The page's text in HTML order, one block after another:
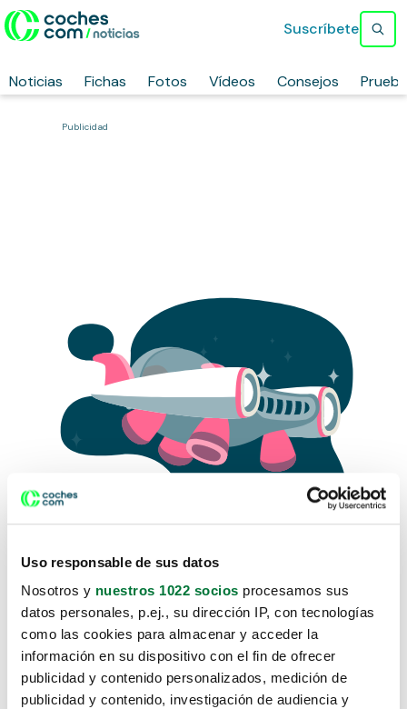
Uso responsable de sus datos
Nosotros y nuestros 1022 socios procesamos sus
datos personales, p.ej., su dirección IP, con tecnologías
como las cookies para almacenar y acceder la
información en su dispositivo con el fin de ofrecer
publicidad y contenido personalizados, medición de
publicidad y contenido, investigación de audiencia y
Noticias Fichas Fotos Vídeos Consejos
Suscríbete
Publicidad
Lo sentimos, no sabemos como
te hemos traido hasta aquí.